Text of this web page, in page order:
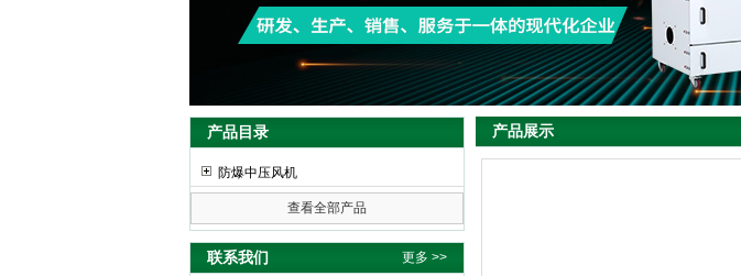
产品目录
防爆中压风机
查看全部产品
联系我们 更多 >>
产品展示